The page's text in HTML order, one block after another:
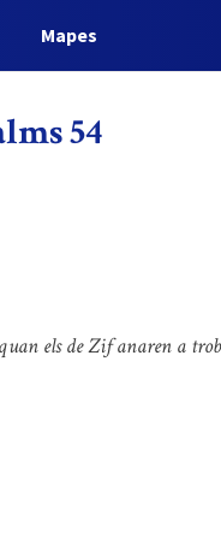
Mapes
54
els de Zif anaren a